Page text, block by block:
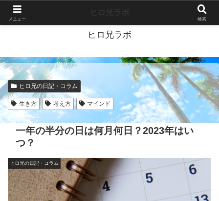
ヒロ兄ラボ
ヒロ兄の日記・コラム
生き方 考え方 マインド
一年の半分の日は何月何日？2023年はい
つ？
ヒロ兄の日記・コラム
メニュー 検索